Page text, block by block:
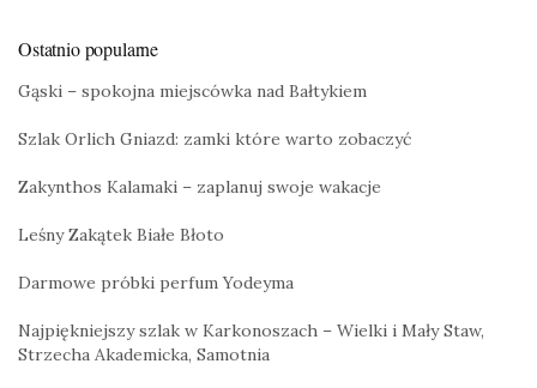
Ostatnio popularne
Gąski – spokojna miejscówka nad Bałtykiem
Szlak Orlich Gniazd: zamki które warto zobaczyć
Zakynthos Kalamaki – zaplanuj swoje wakacje
Leśny Zakątek Białe Błoto
Darmowe próbki perfum Yodeyma
Najpiękniejszy szlak w Karkonoszach – Wielki i Mały Staw,
Strzecha Akademicka, Samotnia